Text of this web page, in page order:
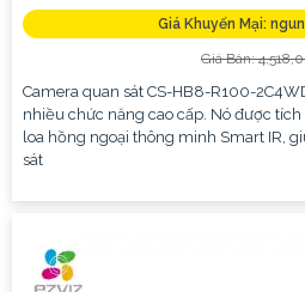
Giá Khuyến Mại:
Giá Bán:
Camera quan sát CS-HB8-R100-
nhiều chức năng cao cấp. Nó được
loa hồng ngoại thông minh Smart IR,
sát